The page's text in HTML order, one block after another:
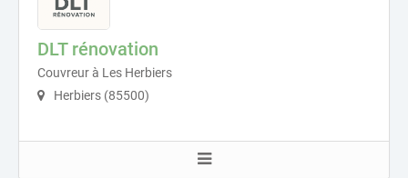
DLT rénovation
Couvreur à Les Herbiers
Herbiers (85500)